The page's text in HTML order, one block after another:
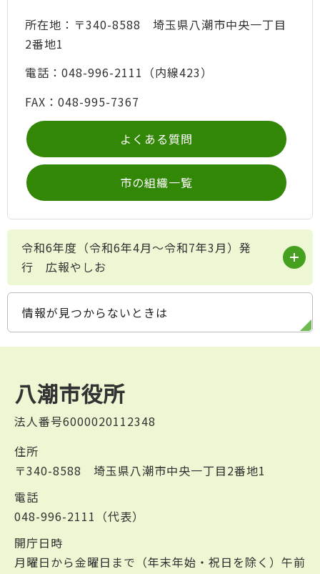
所在地：〒340-8588 埼玉県八潮市中央一丁目
2番地1
電話：048-996-2111（内線423）
FAX：048-995-7367
よくある質問
市の組織一覧
令和6年度（令和6年4月～令和7年3月）発
行 広報やしお
情報が見つからないときは
八潮市役所
法人番号6000020112348
住所
〒340-8588 埼玉県八潮市中央一丁目2番地1
電話
048-996-2111（代表）
開庁日時
月曜日から金曜日まで（年末年始・祝日を除く）午前